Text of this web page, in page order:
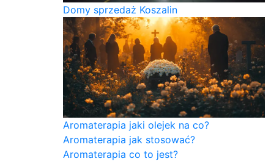
Domy sprzedaż Koszalin
Aromaterapia jaki olejek na co?
Aromaterapia jak stosować?
Aromaterapia co to jest?